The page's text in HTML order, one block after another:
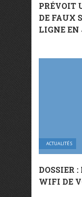
PRÉVOIT
DE FAUX
LIGNE
ACTUALITÉS
DOSSIER
WIFI DE